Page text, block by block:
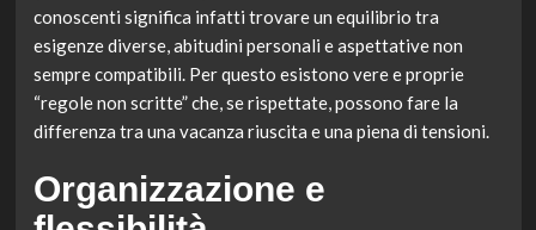
conoscenti significa infatti trovare un equilibrio tra
esigenze diverse, abitudini personali e aspettative non
sempre compatibili. Per questo esistono vere e proprie
“regole non scritte” che, se rispettate, possono fare la
differenza tra una vacanza riuscita e una piena di tensioni.
Organizzazione e